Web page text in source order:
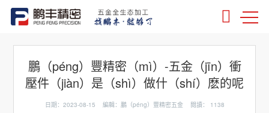
鵬（péng）豐精密（mì）-五金（jīn）衝
壓件（jiàn）是（shì）做什（shí）麽的呢
日期：2023-08-15 編輯：鵬（péng）豐精密五金 閱讀： 1138